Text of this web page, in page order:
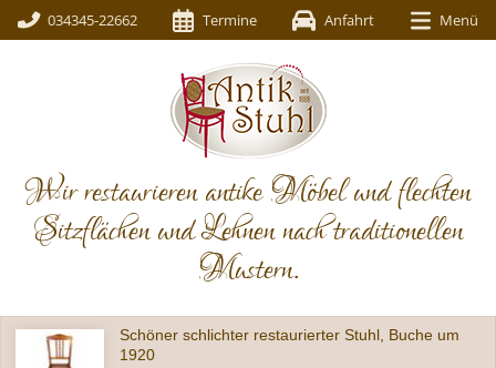
034345-22662 Termine Anfahrt Menü
Wir restaurieren antike Möbel und flechten
Sitzflächen und Lehnen nach traditionellen
Mustern.
Schöner schlichter restaurierter Stuhl, Buche um
1920